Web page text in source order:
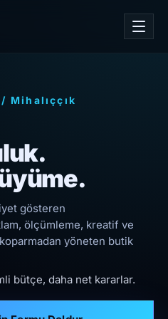
/ Mihalıççık
gösteren
ölçümleme, kreatif ve
yöneten butik
bütçe, daha net kararlar.